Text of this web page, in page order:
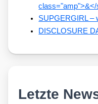
SUPGERGIRL –
DISCLOSURE
Letzte